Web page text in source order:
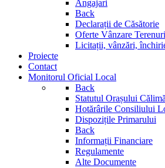
Angajari
Back
Declarații de Căsătorie
Oferte Vânzare Terenuri
Licitații, vânzări,
Proiecte
Contact
Monitorul Oficial Local
Back
Statutul Orașului
Hotărârile Consiliului
Dispozițile Primarului
Back
Informații Financiare
Regulamente
Alte Documente